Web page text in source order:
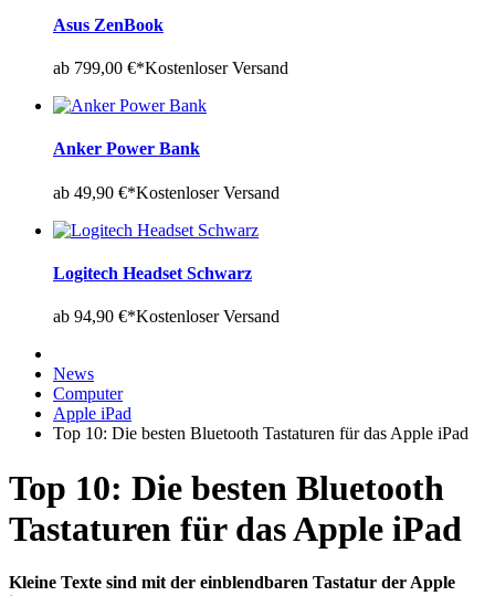
Asus ZenBook
ab 799,00 €*Kostenloser Versand
Anker Power Bank
ab 49,90 €*Kostenloser Versand
Logitech Headset Schwarz
ab 94,90 €*Kostenloser Versand
News
Computer
Apple iPad
Top 10: Die besten Bluetooth Tastaturen für das Apple iPad
Top 10: Die besten Bluetooth
Tastaturen für das Apple iPad
Kleine Texte sind mit der einblendbaren Tastatur der Apple